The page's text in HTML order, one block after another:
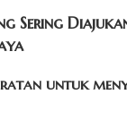
Sering
untuk